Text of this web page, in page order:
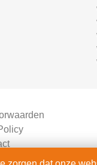
Inlog